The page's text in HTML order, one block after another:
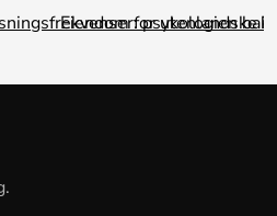
psykologien
Eiendom for utenlandske